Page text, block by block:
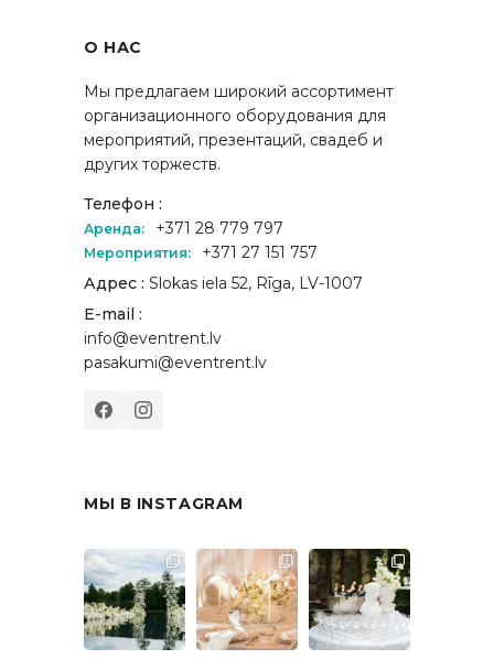
О НАС
Мы предлагаем широкий ассортимент
организационного оборудования для
мероприятий, презентаций, свадеб и
других торжеств.
Телефон :
Аренда: +371 28 779 797
Мероприятия:
+371 27 151 757
Адрес : Slokas iela 52, Rīga, LV-1007
E-mail :
info@eventrent.lv
pasakumi@eventrent.lv
МЫ В INSTAGRAM